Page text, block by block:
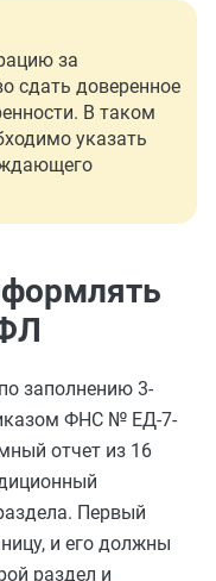
за
сдать доверенное
В таком
указать
заполнению 3-
ФНС № ЕД-7-
отчет из 16
Первый
и его должны
раздел и